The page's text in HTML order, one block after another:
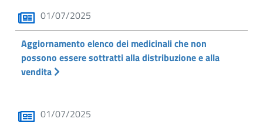
01/07/2025
Aggiornamento elenco dei medicinali che non
possono essere sottratti alla distribuzione e alla
vendita
01/07/2025